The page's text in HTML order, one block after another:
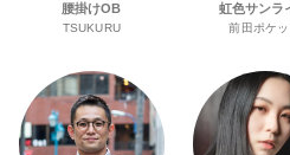
腰掛けOB
TSUKURU
虹色サンラ
前田ポケッ